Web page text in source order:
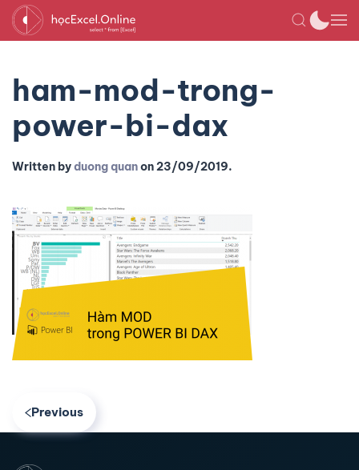
ham-mod-trong-
power-bi-dax
Written byduong quanon23/09/2019.
Previous